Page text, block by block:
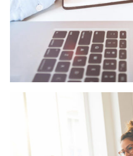
Seven retirement saving ideas